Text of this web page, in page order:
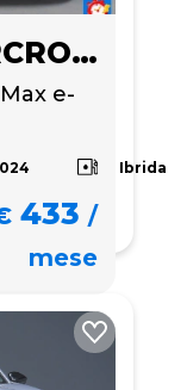
CITROEN C5 AIRCROSS
e-
Ibrida
433 /
mese